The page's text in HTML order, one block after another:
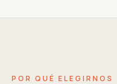
POR QUÉ ELEGIRNOS